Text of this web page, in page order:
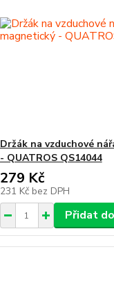
Držák na vzduchové
- QUATROS QS14044
279 Kč
231 Kč bez DPH
Přidat